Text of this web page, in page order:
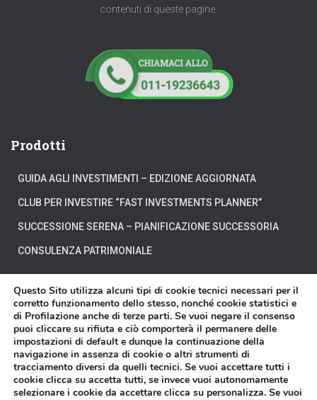
contenuti di queste pagine.
Prodotti
GUIDA AGLI INVESTIMENTI – EDIZIONE AGGIORNATA
CLUB PER INVESTIRE “FAST INVESTMENTS PLANNER”
SUCCESSIONE SERENA – PIANIFICAZIONE SUCCESSORIA
CONSULENZA PATRIMONIALE
CHI SIAMO DOVE SIAMO DICONO DI NOI
DISCLAIMER CONTATTI VIDEO
Affari Miei® è un marchio registrato di proprietà della Affari Miei S.r.l. - P.
Questo Sito utilizza alcuni tipi di cookie tecnici necessari per il
corretto funzionamento dello stesso, nonché cookie statistici e
di Profilazione anche di terze parti. Se vuoi negare il consenso
puoi cliccare su rifiuta e ciò comporterà il permanere delle
impostazioni di default e dunque la continuazione della
navigazione in assenza di cookie o altri strumenti di
tracciamento diversi da quelli tecnici. Se vuoi accettare tutti i
cookie clicca su accetta tutti, se invece vuoi autonomamente
selezionare i cookie da accettare clicca su personalizza. Se vuoi